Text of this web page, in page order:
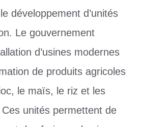
développement d’unités
Le gouvernement
d’usines modernes
de produits agricoles
le maïs, le riz et les
unités permettent de